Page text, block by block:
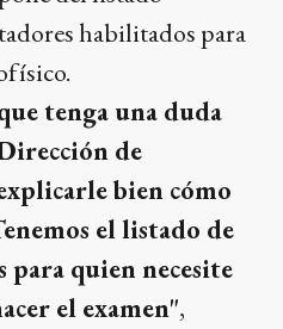
habilitados para
tenga una duda
de
bien cómo
el listado de
para quien necesite
el examen",